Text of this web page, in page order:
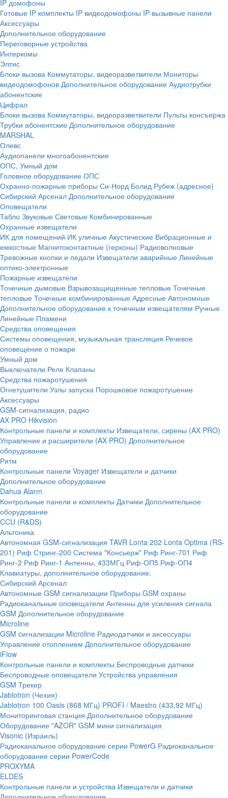
IP домофоны
Готовые IP комплекты IP видеодомофоны IP-вызывные панели
Аксессуары
Дополнительное оборудование
Переговорные устройства
Интеркомы
Элтис
Блоки вызова Коммутаторы, видеоразветвители Мониторы
видеодомофонов Дополнительное оборудование Аудиотрубки
абонентские
Цифрал
Блоки вызова Коммутаторы, видеоразветвители Пульты консъержа
Трубки абонентские Дополнительное оборудование
MARSHAL
Олевс
Аудиопанели многоабонентские
ОПС, Умный дом
Головное оборудование ОПС
Охранно-пожарные приборы Си-Норд Болид Рубеж (адресное)
Сибирский Арсенал Дополнительное оборудование
Оповещатели
Табло Звуковые Световые Комбинированные
Охранные извещатели
ИК для помещений ИК уличные Акустические Вибрационные и
емкостные Магнитоконтактные (герконы) Радиоволновые
Тревожные кнопки и педали Извещатели аварийные Линейные
оптико-электронные
Пожарные извещатели
Точечные дымовые Взрывозащищенные тепловые Точечные
тепловые Точечные комбинированные Адресные Автономные
Дополнительное оборудование к точечным извещателям Ручные
Линейные Пламени
Средства оповещения
Системы оповещения, музыкальная трансляция Речевое
оповещение о пожаре
Умный дом
Выключатели Реле Клапаны
Средства пожаротушения
Огнетушители Узлы запуска Порошковое пожаротушение
Аксессуары
GSM-сигнализация, радио
AX PRO Hikvision
Контрольные панели и комплекты Извещатели, сирены (AX PRO)
Управление и расширители (AX PRO) Дополнительное
оборудование
Ритм
Контрольные панели Voyager Извещатели и датчики
Дополнительное оборудование
Dahua Alarm
Контрольные панели и комплекты Датчики Дополнительное
оборудование
CCU (R&DS)
Альтоника
Автономная GSM-сигнализация TAVR Lonta 202 Lonta Optima (RS-
201) Риф Стринг-200 Система "Консьерж" Риф Ринг-701 Риф
Ринг-2 Риф Ринг-1 Антенны, 433МГц Риф-ОП5 Риф-ОП4
Клавиатуры, дополнительное оборудование.
Сибирский Арсенал
Автономные GSM сигнализации Приборы GSM охраны
Радиоканальные оповещатели Антенны для усиления сигнала
GSM Дополнительное оборудование
Microline
GSM cигнализации Microline Радиодатчики и аксессуары
Управление отоплением Дополнительное оборудование
iFlow
Контрольные панели и комплекты Беспроводные датчики
Беспроводные оповещатели Устройства управления
GSM Трекер
Jablotron (Чехия)
Jablotron 100 Oasis (868 МГц) PROFI / Maestro (433,92 МГц)
Мониторинговая станция Дополнительное оборудование
Оборудование "AZOR" GSM мини сигнализация
Visonic (Израиль)
Радиоканальное оборудование серии PowerG Радиоканальное
оборудование серии PowerCode
PROXYMA
ELDES
Контрольные панели и устройства Извещатели и датчики